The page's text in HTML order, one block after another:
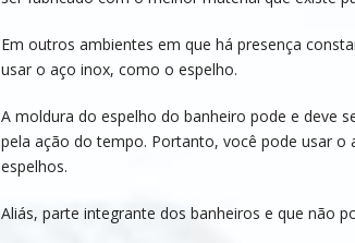
Em outros ambientes em que há presença
usar o aço inox, como o espelho.
A moldura do espelho do banheiro pode e deve
pela ação do tempo. Portanto, você pode usar
espelhos.
Aliás, parte integrante dos banheiros e que não